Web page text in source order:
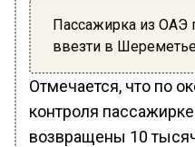
Пассажирка из ОАЭ
ввезти в
Отмечается, что по
контроля
возвращены 10